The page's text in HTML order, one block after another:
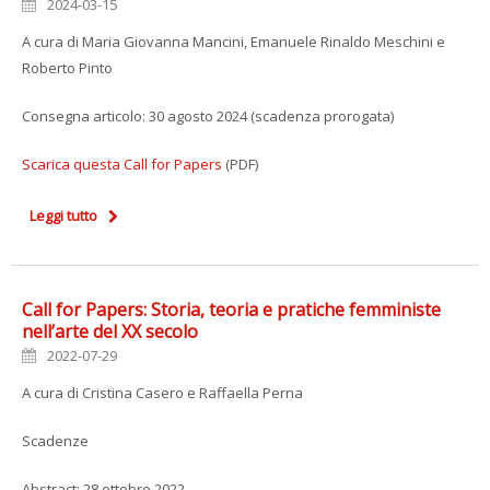
2024-03-15
A cura di Maria Giovanna Mancini, Emanuele Rinaldo Meschini e
Roberto Pinto
Consegna articolo: 30 agosto 2024 (scadenza prorogata)
Scarica questa Call for Papers (PDF)
Leggi tutto
Call for Papers: Storia, teoria e pratiche femministe
nell’arte del XX secolo
2022-07-29
A cura di Cristina Casero e Raffaella Perna
Scadenze